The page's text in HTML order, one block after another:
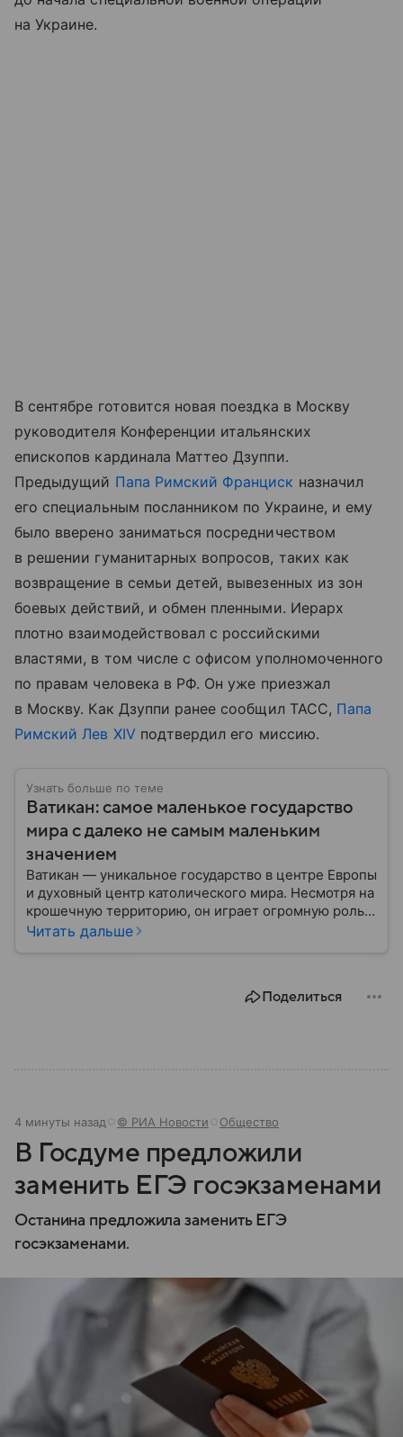
на Украине.
В сентябре готовится новая поездка в Москву
руководителя Конференции итальянских
епископов кардинала Маттео Дзуппи.
Предыдущий Папа Римский Франциск назначил
его специальным посланником по Украине, и ему
было вверено заниматься посредничеством
в решении гуманитарных вопросов, таких как
возвращение в семьи детей, вывезенных из зон
боевых действий, и обмен пленными. Иерарх
плотно взаимодействовал с российскими
властями, в том числе с офисом уполномоченного
по правам человека в РФ. Он уже приезжал
в Москву. Как Дзуппи ранее сообщил ТАСС, Папа
Римский Лев XIVподтвердил его миссию.
Узнать больше по теме
Ватикан: самое маленькое государство
мира с далеко не самым маленьким
значением
Ватикан — уникальное государство в центре Европы
и духовный центр католического мира. Несмотря на
крошечную территорию, он играет огромную роль в
международной политике, культуре и религии. В
Читать дальше
Поделиться
4 минуты назад © РИА Новости Общество
В Госдуме предложили
заменить ЕГЭ госэкзаменами
Останина предложила заменить ЕГЭ
госэкзаменами.